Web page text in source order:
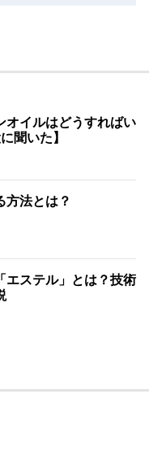
オイルはどうすればい
聞いた】
方法とは？
エステル」とは？技術